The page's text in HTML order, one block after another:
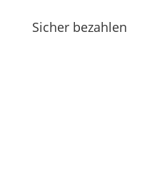
Sicher bezahlen